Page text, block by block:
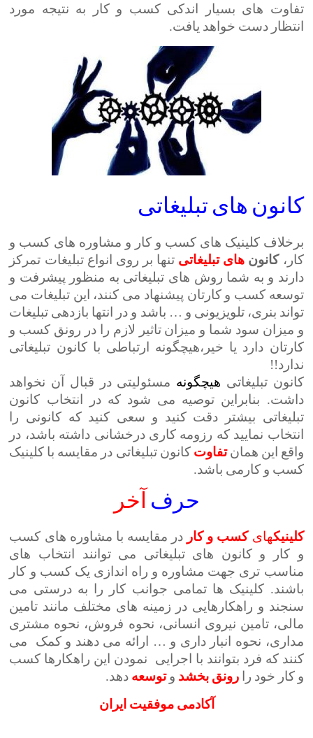
تفاوت های بسیار اندکی کسب و کار به نتیجه مورد
انتظار دست خواهد یافت.
کانون های تبلیغاتی
برخلاف کلینیک های کسب و کار و مشاوره های کسب و
کار،کانون های تبلیغاتی تنها بر روی انواع تبلیغات تمرکز
دارند و به شما روش های تبلیغاتی به منظور پیشرفت و
توسعه کسب و کارتان پیشنهاد می کنند، این تبلیغات می
تواند بنری، تلویزیونی و … باشد و در انتها بازدهی تبلیغات
و میزان سود شما و میزان تاثیر لازم را در رونق کسب و
کارتان دارد یا خیر،هیچگونه ارتباطی با کانون تبلیغاتی
ندارد!!
کانون تبلیغاتی هیچگونه مسئولیتی در قبال آن نخواهد
داشت. بنابراین توصیه می شود که در انتخاب کانون
تبلیغاتی بیشتر دقت کنید و سعی کنید که کانونی را
انتخاب نمایید که رزومه کاری درخشانی داشته باشد، در
واقع این همانتفاوت کانون تبلیغاتی در مقایسه با کلینیک
کسب و کارمی باشد.
حرف آخر
کلینیکهایکسب و کار در مقایسه با مشاوره های کسب
و کار و کانون های تبلیغاتی می توانند انتخاب های
مناسب تری جهت مشاوره و راه اندازی یک کسب و کار
باشند. کلینیک ها تمامی جوانب کار را به درستی می
سنجند و راهکارهایی در زمینه های مختلف مانند تامین
مالی، تامین نیروی انسانی، نحوه فروش، نحوه مشتری
مداری، نحوه انبار داری و … ارائه می دهند و کمک می
کنند که فرد بتوانند با اجرایی نمودن این راهکارها کسب
و کار خود رارونق بخشد وتوسعه دهد.
آکادمی موفقیت ایران